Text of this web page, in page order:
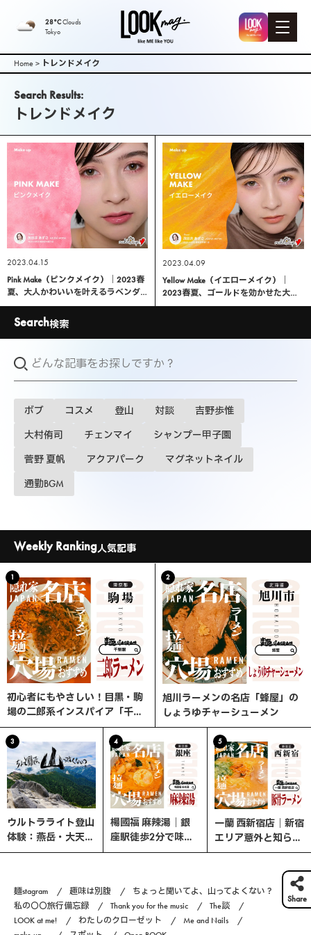
LOOK mag. |
PEEK-A-BOO
Web
Magazine（
ピークアブ
ーウェブマ
ガジン ）
28°CClouds
Tokyo
Home > トレンドメイク
Search Results:
トレンドメイク
2023.04.15
Pink Make（ピンクメイク）｜2023春
夏、大人かわいいを叶えるラベンダ
ーピンクメイク
2023.04.09
Yellow Make（イエローメイク）｜
2023春夏、ゴールドを効かせた大人
のメイク術
Search検索
ボブ コスメ 登山 対談 吉野歩惟
大村侑司 チェンマイ シャンプー甲子園
菅野 夏帆 アクアパーク マグネットネイル
通勤BGM
Weekly Ranking人気記事
1
初心者にもやさしい！目黒・駒
場の二郎系インスパイア「千里
眼」へ行ってみた
2
旭川ラーメンの名店「蜂屋」の
しょうゆチャーシューメン
3
ウルトラライト登山
体験：燕岳・大天井
岳・常念岳を縦走す
4
楊國福 麻辣湯｜銀
座駅徒歩2分で味わ
う、選べる楽しさ×
5
一蘭 西新宿店｜新宿
エリア意外と知らな
い、ここが穴場！
麺stagram 趣味は別腹
ちょっと聞いてよ、山ってよくない？
私の〇〇旅行備忘録
Thank you for the music
The談
LOOK at me!
わたしのクローゼット
Me and Nails
Share